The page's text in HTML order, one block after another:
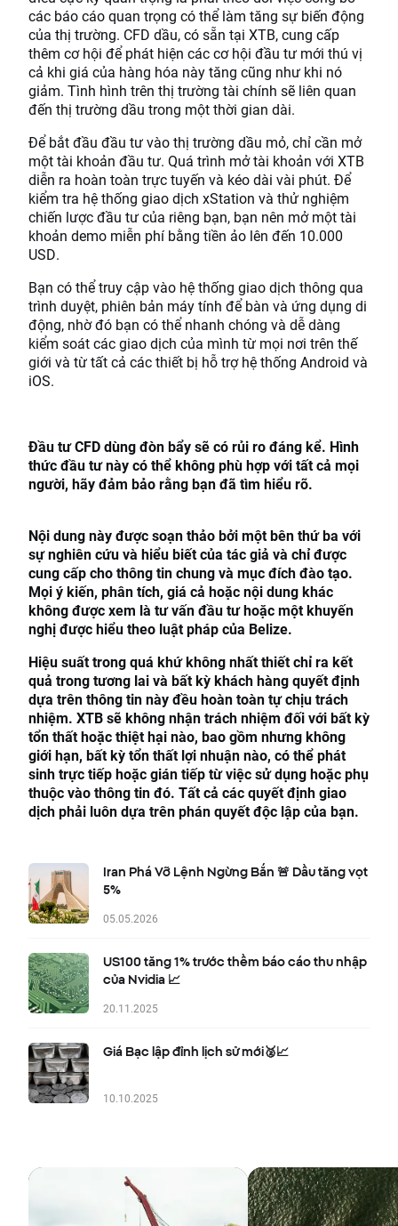
các báo cáo quan trọng có thể làm tăng sự biến động
của thị trường. CFD dầu, có sẵn tại XTB, cung cấp
thêm cơ hội để phát hiện các cơ hội đầu tư mới thú vị
cả khi giá của hàng hóa này tăng cũng như khi nó
giảm. Tình hình trên thị trường tài chính sẽ liên quan
đến thị trường dầu trong một thời gian dài.
Để bắt đầu đầu tư vào thị trường dầu mỏ, chỉ cần mở
một tài khoản đầu tư. Quá trình mở tài khoản với XTB
diễn ra hoàn toàn trực tuyến và kéo dài vài phút. Để
kiểm tra hệ thống giao dịch xStation và thử nghiệm
chiến lược đầu tư của riêng bạn, bạn nên mở một tài
khoản demo miễn phí bằng tiền ảo lên đến 10.000
USD.
Bạn có thể truy cập vào hệ thống giao dịch thông qua
trình duyệt, phiên bản máy tính để bàn và ứng dụng di
động, nhờ đó bạn có thể nhanh chóng và dễ dàng
kiểm soát các giao dịch của mình từ mọi nơi trên thế
giới và từ tất cả các thiết bị hỗ trợ hệ thống Android và
iOS.
Đầu tư CFD dùng đòn bẩy sẽ có rủi ro đáng kể. Hình
thức đầu tư này có thể không phù hợp với tất cả mọi
người, hãy đảm bảo rằng bạn đã tìm hiểu rõ.
Nội dung này được soạn thảo bởi một bên thứ ba với
sự nghiên cứu và hiểu biết của tác giả và chỉ được
cung cấp cho thông tin chung và mục đích đào tạo.
Mọi ý kiến, phân tích, giá cả hoặc nội dung khác
không được xem là tư vấn đầu tư hoặc một khuyến
nghị được hiểu theo luật pháp của Belize.
Hiệu suất trong quá khứ không nhất thiết chỉ ra kết
quả trong tương lai và bất kỳ khách hàng quyết định
dựa trên thông tin này đều hoàn toàn tự chịu trách
nhiệm. XTB sẽ không nhận trách nhiệm đối với bất kỳ
tổn thất hoặc thiệt hại nào, bao gồm nhưng không
giới hạn, bất kỳ tổn thất lợi nhuận nào, có thể phát
sinh trực tiếp hoặc gián tiếp từ việc sử dụng hoặc phụ
thuộc vào thông tin đó. Tất cả các quyết định giao
dịch phải luôn dựa trên phán quyết độc lập của bạn.
Iran Phá Vỡ Lệnh Ngừng Bắn 🚨 Dầu tăng vọt
5%
05.05.2026
US100 tăng 1% trước thềm báo cáo thu nhập
của Nvidia 📈
20.11.2025
Giá Bạc lập đỉnh lịch sử mới🥈📈
10.10.2025